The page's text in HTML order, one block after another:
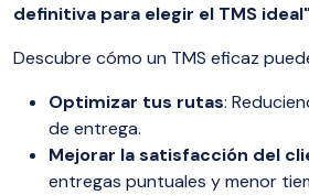
definitiva para elegir el TMS
Descubre cómo un TMS eficaz
Optimizar tus rutas:
de entrega.
Mejorar la satisfacción del
entregas puntuales y menor